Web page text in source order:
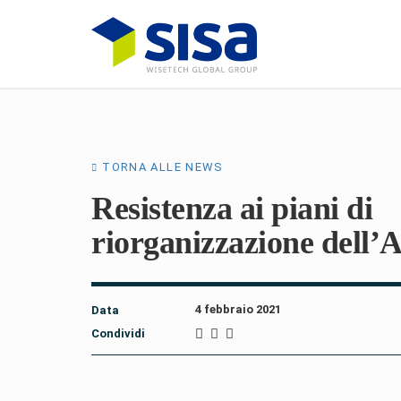
TORNA ALLE NEWS
Resistenza ai piani di
riorganizzazione
Data
4 febbraio 2021
Condividi